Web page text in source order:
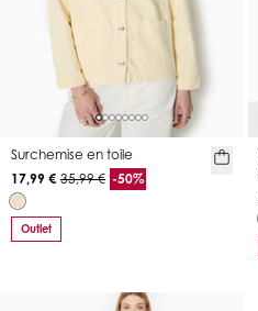
Surchemise en toile
17,99 € 35,99 € -50%
Outlet